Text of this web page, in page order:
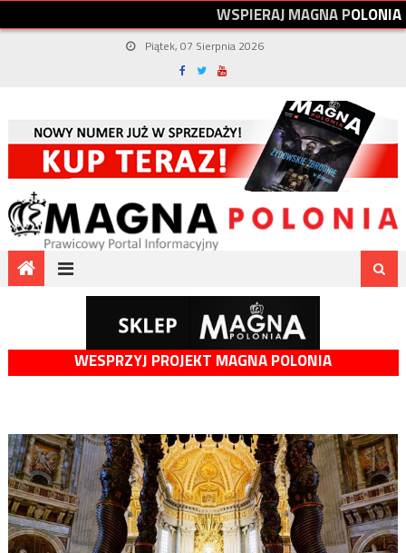
WSPIERAJMAGNAPOLONIA
Piątek, 07 Sierpnia 2026
WESPRZYJ PROJEKT MAGNA POLONIA